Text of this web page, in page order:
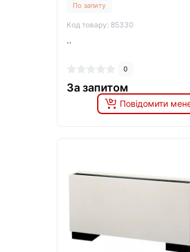
По запиту
Код товару: 85330
..
0
За запитом
Повідомити